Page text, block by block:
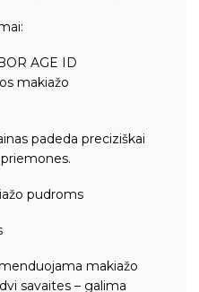
AGE ID
makiažo
padeda preciziškai
pudroms
makiažo
savaites – galima